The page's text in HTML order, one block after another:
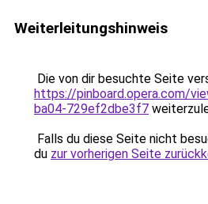
Weiterleitungshinweis
Die von dir besuchte Seite
https://pinboard.opera.com/
ba04-729ef2dbe3f7
Falls du diese Seite nicht
du zur vorherigen Seite